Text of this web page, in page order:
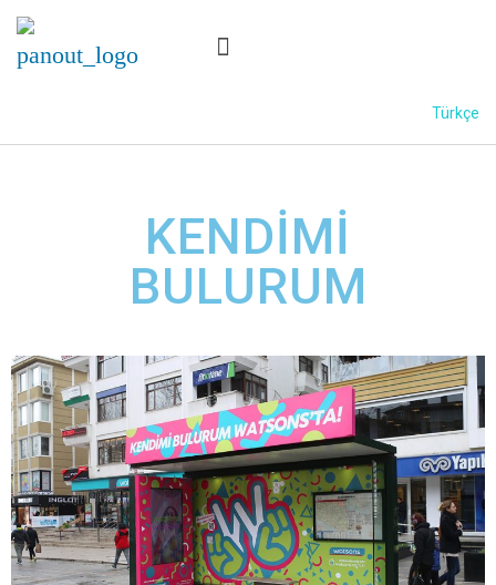
Türkçe
KENDİMİ
BULURUM